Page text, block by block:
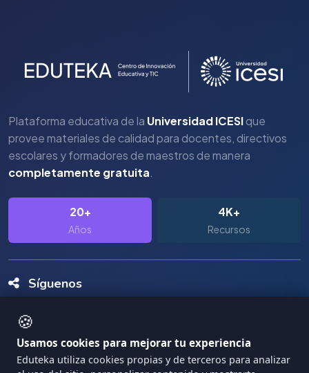
🍪
Usamos cookies para mejorar tu experiencia
Eduteka utiliza cookies propias y de terceros para analizar
Plataforma educativa de la Universidad ICESIque
provee materiales de calidad para docentes, directivos
escolares y formadores de maestros de manera
completamente gratuita.
20+
Años
4K+
Recursos
Síguenos